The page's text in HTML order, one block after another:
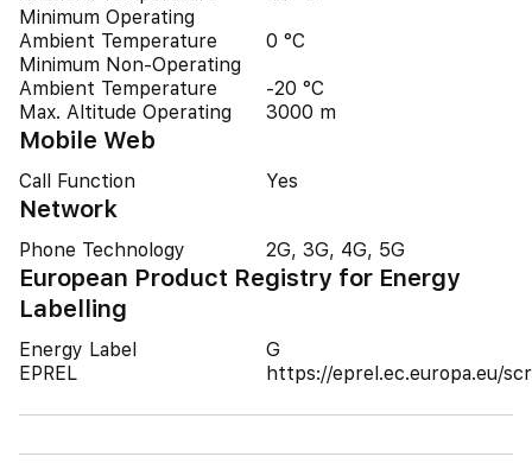
Minimum Operating
Ambient Temperature
0 °C
Minimum Non-Operating
Ambient Temperature
-20 °C
Max. Altitude Operating
3000 m
Mobile Web
Call Function Yes
Network
Phone Technology 2G, 3G, 4G, 5G
European Product Registry for Energy
Labelling
Energy Label
G
EPREL
https://eprel.ec.europa.eu/